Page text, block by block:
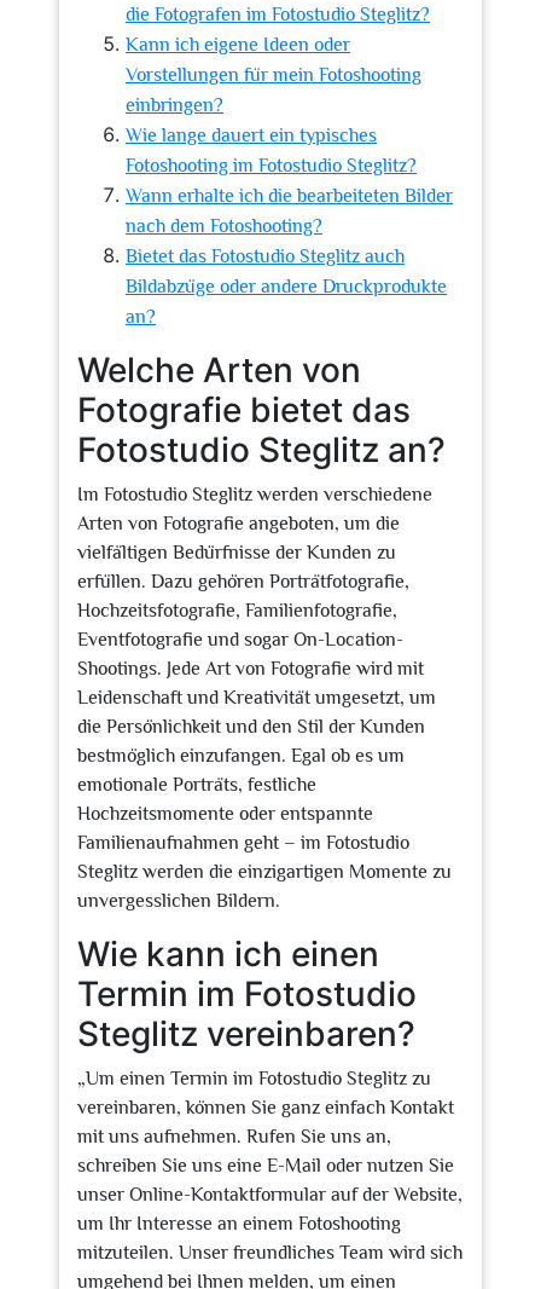
die Fotografen im Fotostudio Steglitz?
Kann ich eigene Ideen oder
Vorstellungen für mein Fotoshooting
einbringen?
Wie lange dauert ein typisches
Fotoshooting im Fotostudio Steglitz?
Wann erhalte ich die bearbeiteten Bilder
nach dem Fotoshooting?
Bietet das Fotostudio Steglitz auch
Bildabzüge oder andere Druckprodukte
an?
Welche Arten von
Fotografie bietet das
Fotostudio Steglitz an?
Im Fotostudio Steglitz werden verschiedene
Arten von Fotografie angeboten, um die
vielfältigen Bedürfnisse der Kunden zu
erfüllen. Dazu gehören Porträtfotografie,
Hochzeitsfotografie, Familienfotografie,
Eventfotografie und sogar On-Location-
Shootings. Jede Art von Fotografie wird mit
Leidenschaft und Kreativität umgesetzt, um
die Persönlichkeit und den Stil der Kunden
bestmöglich einzufangen. Egal ob es um
emotionale Porträts, festliche
Hochzeitsmomente oder entspannte
Familienaufnahmen geht – im Fotostudio
Steglitz werden die einzigartigen Momente zu
unvergesslichen Bildern.
Wie kann ich einen
Termin im Fotostudio
Steglitz vereinbaren?
„Um einen Termin im Fotostudio Steglitz zu
vereinbaren, können Sie ganz einfach Kontakt
mit uns aufnehmen. Rufen Sie uns an,
schreiben Sie uns eine E-Mail oder nutzen Sie
unser Online-Kontaktformular auf der Website,
um Ihr Interesse an einem Fotoshooting
mitzuteilen. Unser freundliches Team wird sich
umgehend bei Ihnen melden, um einen